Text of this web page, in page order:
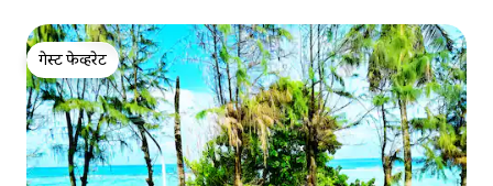
गेस्ट फेव्हरेट
गेस्ट फेव्हरेट